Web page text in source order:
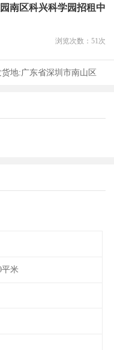
南区科兴科学园招租中
浏览次数： 51次
货地:广东省深圳市南山区
米